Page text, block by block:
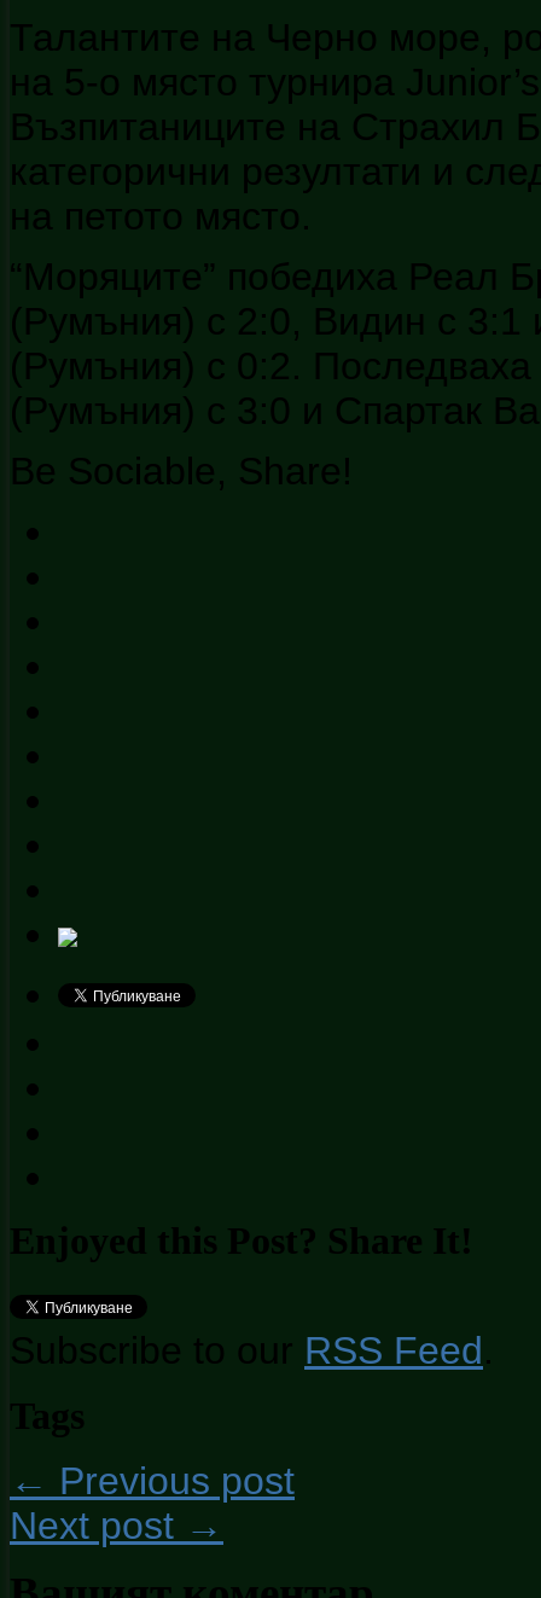
Талантите на Черно море,
на 5-о място турнира
Възпитаниците на Страхил
категорични резултати и
на петото място.
“Моряците” победиха Реал
(Румъния) с 2:0, Видин с 3:1
(Румъния) с 0:2.
(Румъния) с 3:0 и Спартак
Be Sociable, Share!
Enjoyed this Post? Share It!
Subscribe to our RSS Feed.
Tags
← Previous post
Next post →